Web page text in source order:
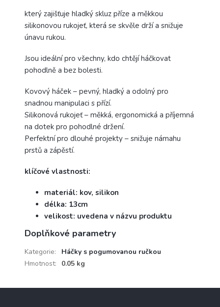
který zajišťuje hladký skluz příze a měkkou
silikonovou rukojeť, která se skvěle drží a snižuje
únavu rukou.
Jsou ideální pro všechny, kdo chtějí háčkovat
pohodlně a bez bolesti.
Kovový háček – pevný, hladký a odolný pro
snadnou manipulaci s přízí.
Silikonová rukojeť – měkká, ergonomická a příjemná
na dotek pro pohodlné držení.
Perfektní pro dlouhé projekty – snižuje námahu
prstů a zápěstí.
klíčové vlastnosti:
materiál: kov, silikon
délka: 13cm
velikost: uvedena v názvu produktu
Doplňkové parametry
Kategorie:
Háčky s pogumovanou ručkou
Hmotnost: 0.05 kg